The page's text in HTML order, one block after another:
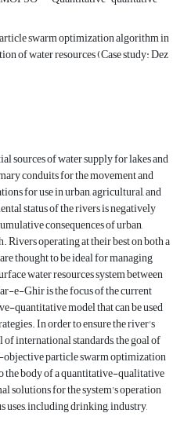
swarm optimization algorithm in
of water resources (Case study: Dez
sources of water supply for lakes and
conduits for the movement and
for use in urban, agricultural, and
status of the rivers is negatively
consequences of urban,
operating at their best on both a
thought to be ideal for managing
water resources system between
e-Ghir is the focus of the current
quantitative model that can be used
In order to ensure the river's
international standards, the goal of
particle swarm optimization
the body of a quantitative-qualitative
solutions for the system's operation
uses, including drinking, industry,